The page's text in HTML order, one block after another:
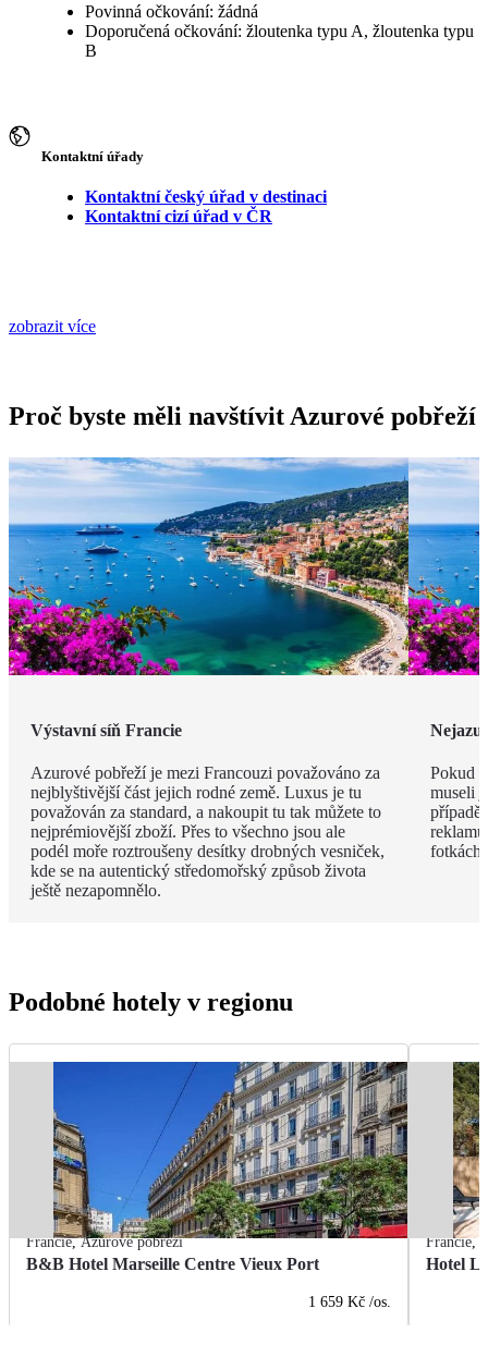
Povinná očkování: žádná
Doporučená očkování: žloutenka typu A, žloutenka typu
B
Kontaktní úřady
Kontaktní český úřad v destinaci
Kontaktní cizí úřad v ČR
zobrazit více
Proč byste měli navštívit Azurové pobřeží
Výstavní síň Francie
Azurové pobřeží je mezi Francouzi považováno za
nejblyštivější část jejich rodné země. Luxus je tu
považován za standard, a nakoupit tu tak můžete to
nejprémiovější zboží. Přes to všechno jsou ale
podél moře roztroušeny desítky drobných vesniček,
kde se na autentický středomořský způsob života
ještě nezapomnělo.
Pokud
museli
případě
fotkách!
Podobné hotely v regionu
Francie,Azurové pobřeží
B&B Hotel Marseille Centre Vieux Port
1 659 Kč /os.
Francie,
Hotel